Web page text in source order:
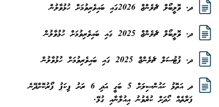
ދ. ވޮލީބޯލް ޗެލެންޖް 2026ގައި ބައިވެރިވުމަށް ހުޅުވާލުން
ދ. ވޮލީބޯލް ޗެލެންޖް 2025 ގައި ބައިވެރިވުމަށް ހުޅުވާލުން
ދ. ފުޓުސަލް ޗެލެންޖް 2025 ގައި ބައިވެރިވުމަށް ހުޅުވާލުން
ދ އަތޮޅު ކައުންސިލަށް 5 ބަގީ އަދި 6 ރަށު ޕިކަޕު ފޯރުކޮށްދޭނެ
ފަރާތެއް ހޯދަށް ކުރެވުނު އިއުލާނާއި ގުޅޭ.